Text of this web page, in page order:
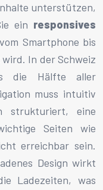
unterstützen,
ein responsives
Smartphone bis
In der Schweiz
die Hälfte aller
muss intuitiv
strukturiert, eine
Seiten wie
erreichbar sein.
Design wirkt
Ladezeiten, was